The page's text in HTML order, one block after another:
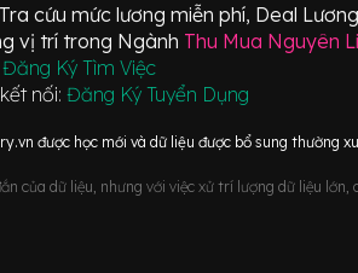
cứu mức lương miễn phí, Deal
vị trí trong Ngành Thu Mua Nguyên
Đăng Ký Tìm Việc
nối: Đăng Ký Tuyển Dụng
được học mới và dữ liệu được bổ sung thường
của dữ liệu, nhưng với việc xử trí lượng dữ liệu